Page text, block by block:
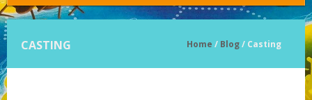
LES SÉANCES DE JEU
CASTING Home / Blog/ Casting